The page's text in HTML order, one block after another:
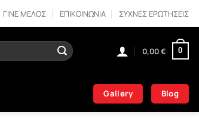
ΓΙΝΕ ΜΕΛΟΣ ΕΠΙΚΟΙΝΩΝΙΑ ΣΥΧΝΕΣ ΕΡΩΤΗΣΕΙΣ
0,00€ 0
Gallery Blog